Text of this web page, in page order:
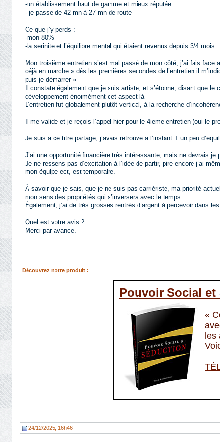
-un établissement haut de gamme et mieux réputée
- je passe de 42 mn à 27 mn de route
Ce que j’y perds :
-mon 80%
-la serinite et l’équilibre mental qui étaient revenus depuis 3/4 mois.
Mon troisième entretien s’est mal passé de mon côté, j’ai fais
déjà en marche » dès les premières secondes de l’entretien il
puis je démarrer »
Il constate également que je suis artiste, et s’étonne, disant que
développement énormément cet aspect là
L’entretien fut globalement plutôt vertical, à la recherche
Il me valide et je reçois l’appel hier pour le 4ieme entretien (oui le
Je suis à ce titre partagé, j’avais retrouvé à l’instant T un peu
J’ai une opportunité financière très intéressante, mais ne devrais
Je ne ressens pas d’excitation à l’idée de partir, pire encore j’ai
mon équipe ect, est temporaire.
À savoir que je sais, que je ne suis pas carriériste, ma priorité
mon sens des propriétés qui s’inversera avec le temps.
Également, j’ai de très grosses rentrés d’argent à percevoir dans
Quel est votre avis ?
Merci par avance.
Découvrez notre produit :
24/12/2025, 16h46